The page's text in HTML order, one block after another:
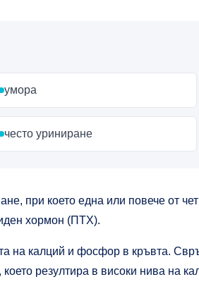
умора
често уриниране
при което една или повече от
хормон (ПТХ).
на калций и фосфор в кръвта.
резултира в високи нива на